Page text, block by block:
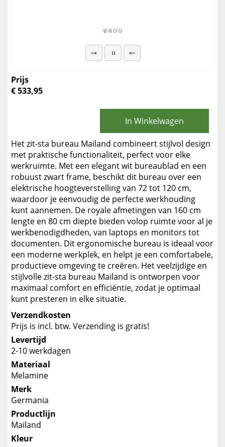
Prijs
€ 533,95
In Winkelwagen
Het zit-sta bureau Mailand combineert stijlvol design
met praktische functionaliteit, perfect voor elke
werkruimte. Met een elegant wit bureaublad en een
robuust zwart frame, beschikt dit bureau over een
elektrische hoogteverstelling van 72 tot 120 cm,
waardoor je eenvoudig de perfecte werkhouding
kunt aannemen. De royale afmetingen van 160 cm
lengte en 80 cm diepte bieden volop ruimte voor al je
werkbenodigdheden, van laptops en monitors tot
documenten. Dit ergonomische bureau is ideaal voor
een moderne werkplek, en helpt je een comfortabele,
productieve omgeving te creëren. Het veelzijdige en
stijlvolle zit-sta bureau Mailand is ontworpen voor
maximaal comfort en efficiëntie, zodat je optimaal
kunt presteren in elke situatie.
Verzendkosten
Prijs is incl. btw. Verzending is gratis!
Levertijd
2-10 werkdagen
Materiaal
Melamine
Merk
Germania
Productlijn
Mailand
Kleur